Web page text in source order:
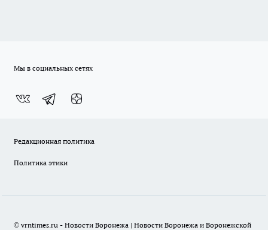
Мы в социальных сетях
Редакционная политика
Политика этики
© vrntimes.ru - Новости Воронежа | Новости Воронежа и Воронежской